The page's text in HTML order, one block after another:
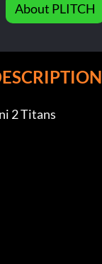
About PLITCH
2 Titans